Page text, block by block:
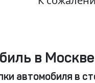
в
автомобиля в